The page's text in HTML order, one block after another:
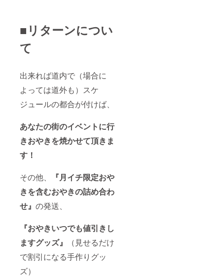
■リターンについ
て
出来れば道内で（場合に
よっては道外も）スケ
ジュールの都合が付けば、
あなたの街のイベントに行
きおやきを焼かせて頂きま
す！
その他、
『月イチ限定おや
きを含むおやきの詰め合わ
せ』 の発送、
『おやきいつでも値引きし
ますグッズ』
（見せるだけ
で割引になる手作りグッ
ズ）